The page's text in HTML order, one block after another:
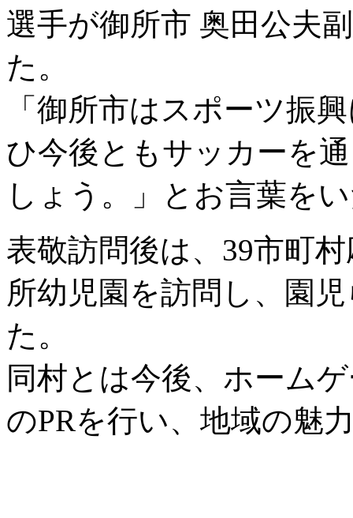
選手が御所市 奥田公夫
た。
「御所市はスポーツ振
ひ今後ともサッカーを
しょう。」とお言葉を
表敬訪問後は、39市町
所幼児園を訪問し、園
た。
同村とは今後、ホーム
のPRを行い、地域の魅